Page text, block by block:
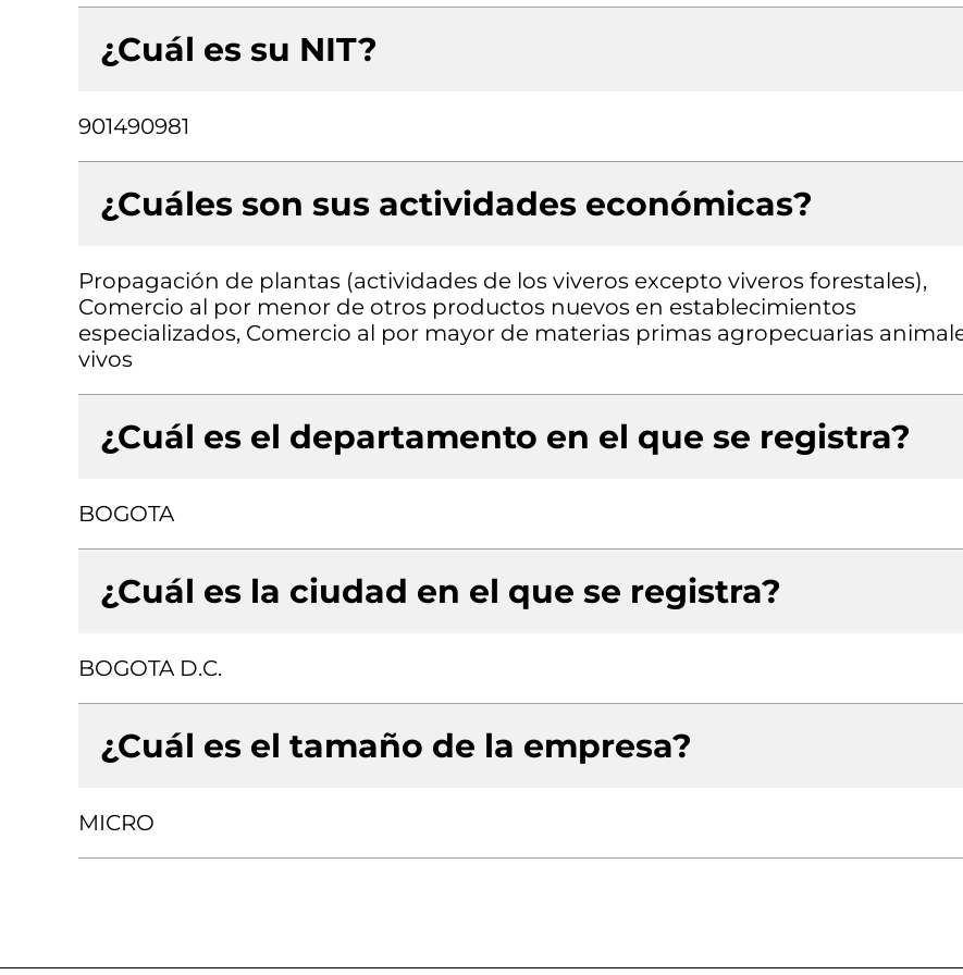
¿Cuál es su NIT?
901490981
¿Cuáles son sus actividades económicas?
Propagación de plantas (actividades de los viveros excepto viveros forestales),
Comercio al por menor de otros productos nuevos en establecimientos
especializados, Comercio al por mayor de materias primas agropecuarias
vivos
¿Cuál es el departamento en el que se registra?
BOGOTA
¿Cuál es la ciudad en el que se registra?
BOGOTA D.C.
¿Cuál es el tamaño de la empresa?
MICRO